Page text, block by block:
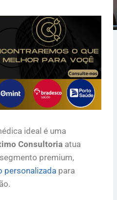
ideal é uma
Consultoria atua
premium,
personalizada para